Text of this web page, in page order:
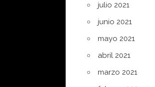
julio 2021
junio 2021
mayo 2021
abril 2021
marzo 2021